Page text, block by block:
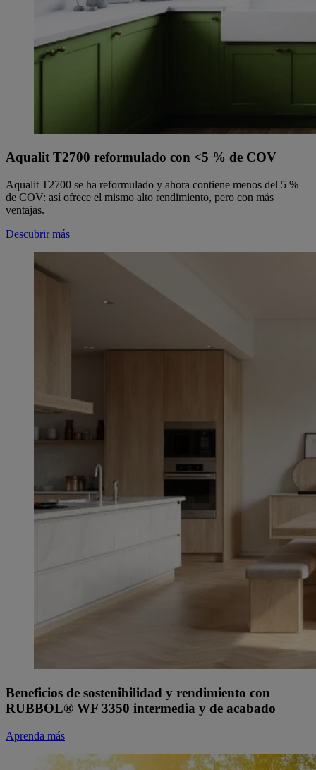
Aqualit T2700 reformulado con <5 % de COV
Aqualit T2700 se ha reformulado y ahora contiene menos del 5 %
de COV: así ofrece el mismo alto rendimiento, pero con más
ventajas.
Descubrir más
Beneficios de sostenibilidad y rendimiento con
RUBBOL® WF 3350 intermedia y de acabado
Aprenda más